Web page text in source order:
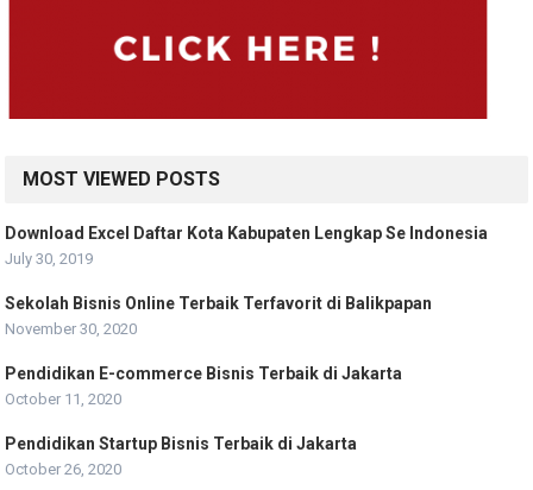
MOST VIEWED POSTS
Download Excel Daftar Kota Kabupaten Lengkap Se Indonesia
July 30, 2019
Sekolah Bisnis Online Terbaik Terfavorit di Balikpapan
November 30, 2020
Pendidikan E-commerce Bisnis Terbaik di Jakarta
October 11, 2020
Pendidikan Startup Bisnis Terbaik di Jakarta
October 26, 2020